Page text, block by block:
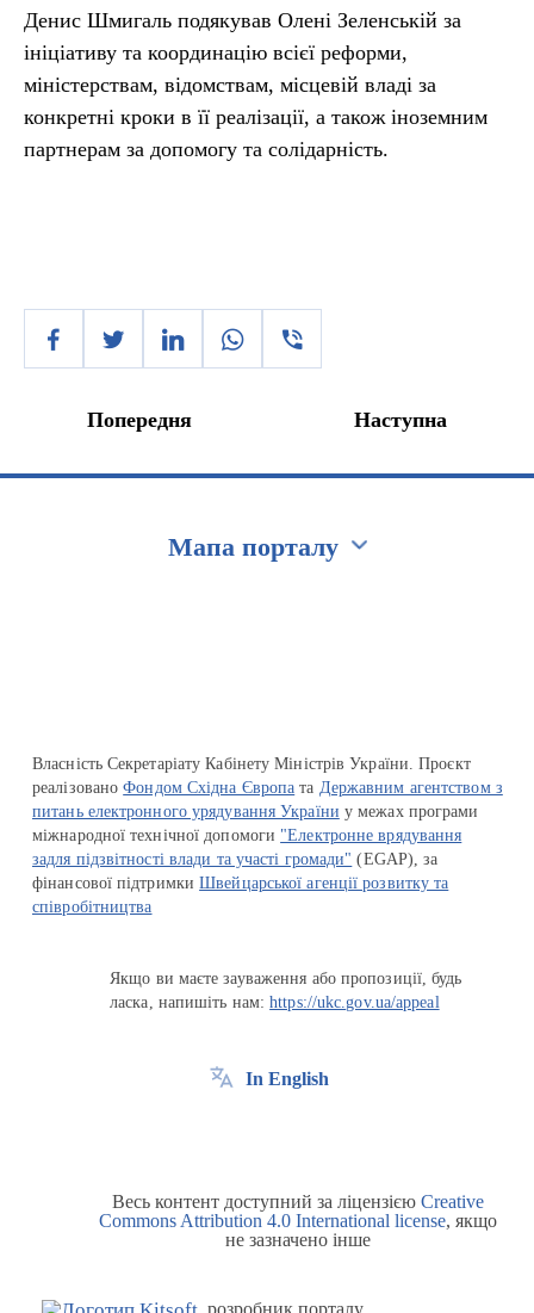
Денис Шмигаль подякував Олені Зеленській за
ініціативу та координацію всієї реформи,
міністерствам, відомствам, місцевій владі за
конкретні кроки в її реалізації, а також іноземним
партнерам за допомогу та солідарність.
Попередня Наступна
Мапа порталу
Власність Секретаріату Кабінету Міністрів України. Проєкт
реалізованоФондом Східна Європа та Державним агентством з
питань електронного урядування України у межах програми
міжнародної технічної допомоги "Електронне врядування
задля підзвітності влади та участі громади" (EGAP), за
фінансової підтримкиШвейцарської агенції розвитку та
співробітництва
Якщо ви маєте зауваження або пропозиції, будь
ласка, напишіть нам:https://ukc.gov.ua/appeal
In English
Весь контент доступний за ліцензією Creative
Commons Attribution 4.0 International license, якщо
не зазначено інше
розробник порталу